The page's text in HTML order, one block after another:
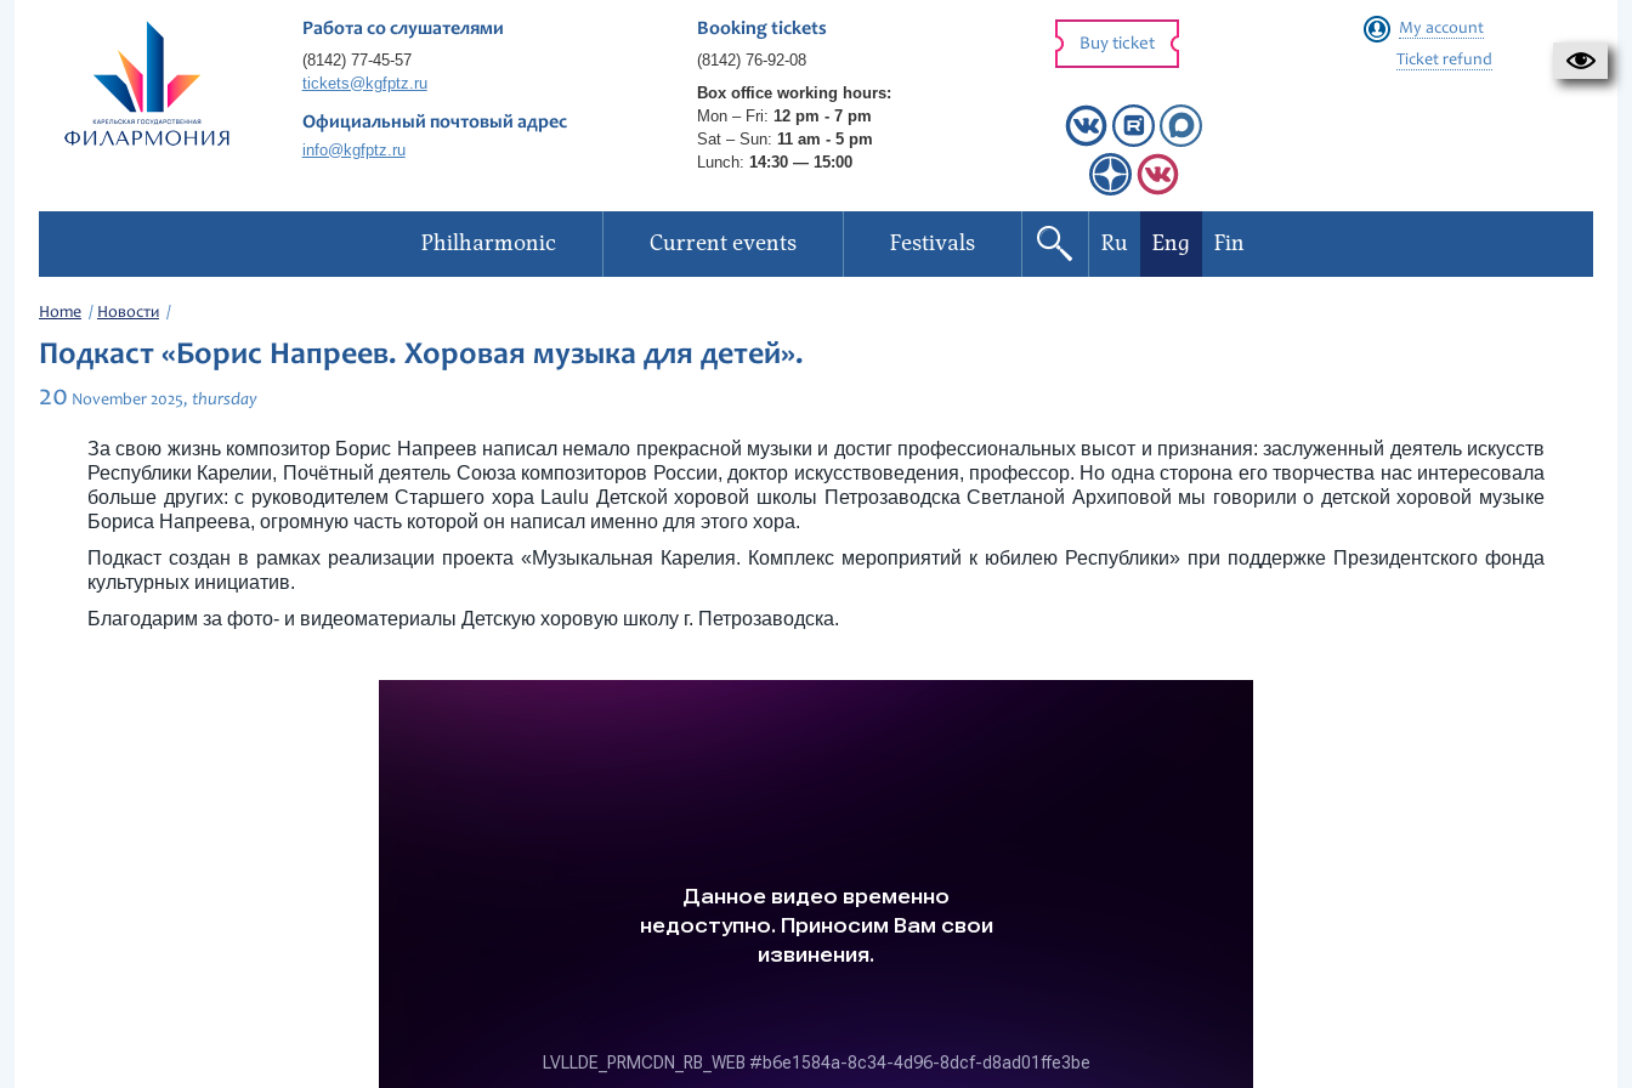
Работа со слушателями
(8142) 77-45-57
tickets@kgfptz.ru
Официальный почтовый адрес
info@kgfptz.ru
Booking tickets
(8142) 76-92-08
Box office working hours:
Mon – Fri: 12 pm - 7 pm
Sat – Sun: 11 am - 5 pm
Lunch: 14:30 — 15:00
Buy ticket
My account
Ticket refund
Philharmonic Current events Festivals Ru Eng Fin
Home Новости
Подкаст «Борис Напреев. Хоровая музыка для детей».
20 November 2025, thursday
За свою жизнь композитор Борис Напреев написал немало прекрасной музыки и достиг профессиональных высот и признания: заслуженный деятель искусств
Республики Карелии, Почётный деятель Союза композиторов России, доктор искусствоведения, профессор. Но одна сторона его творчества нас интересовала
больше других: с руководителем Старшего хора Laulu Детской хоровой школы Петрозаводска Светланой Архиповой мы говорили о детской хоровой музыке
Бориса Напреева, огромную часть которой он написал именно для этого хора.
Подкаст создан в рамках реализации проекта «Музыкальная Карелия. Комплекс мероприятий к юбилею Республики» при поддержке Президентского фонда
культурных инициатив.
Благодарим за фото- и видеоматериалы Детскую хоровую школу г. Петрозаводска.